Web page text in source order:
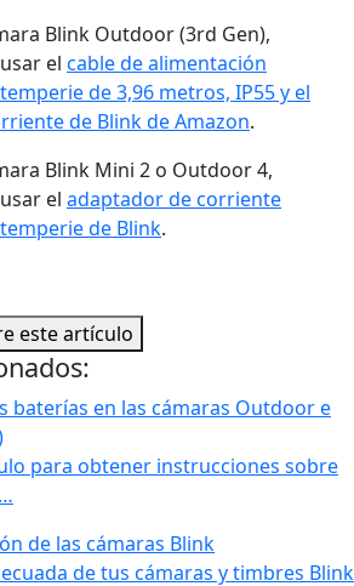
Blink Outdoor (3rd Gen),
el cable de alimentación
de 3,96 metros, IP55 y el
de Blink de Amazon.
Blink Mini 2 o Outdoor 4,
el adaptador de corriente
de Blink.
este artículo
baterías en las cámaras Outdoor e
para obtener instrucciones sobre
de las cámaras Blink
de tus cámaras y timbres Blink